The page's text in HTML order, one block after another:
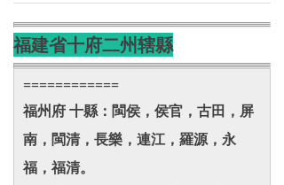
福建省十府二州辖縣
============
福州府 十縣：閩侯，侯官，古田，屏
南，閩清，長樂，連江，羅源，永
福，福清。